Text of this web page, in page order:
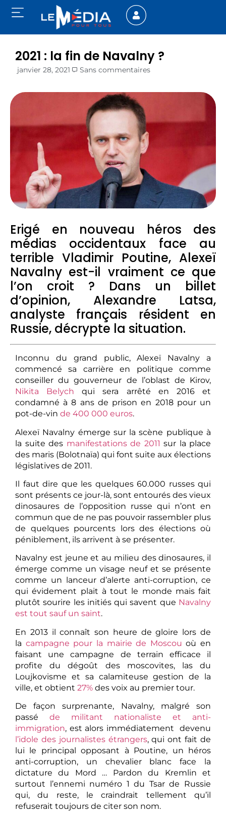
2021 : la fin de Navalny ?
janvier 28, 2021 Sans commentaires
Erigé en nouveau héros des
médias occidentaux face au
terrible Vladimir Poutine, Alexeï
Navalny est-il vraiment ce que
l’on croit ? Dans un billet
d’opinion, Alexandre Latsa,
analyste français résident en
Russie, décrypte la situation.
Inconnu du grand public, Alexeï Navalny a
commencé sa carrière en politique comme
conseiller du gouverneur de l’oblast de Kirov,
Nikita Belych qui sera arrêté en 2016 et
condamné à 8 ans de prison en 2018 pour un
pot-de-vin de 400 000 euros.
Alexeï Navalny émerge sur la scène publique à
la suite des manifestations de 2011 sur la place
des maris (Bolotnaïa) qui font suite aux élections
législatives de 2011.
Il faut dire que les quelques 60.000 russes qui
sont présents ce jour-là, sont entourés des vieux
dinosaures de l’opposition russe qui n’ont en
commun que de ne pas pouvoir rassembler plus
de quelques pourcents lors des élections où
péniblement, ils arrivent à se présenter.
Navalny est jeune et au milieu des dinosaures, il
émerge comme un visage neuf et se présente
comme un lanceur d’alerte anti-corruption, ce
qui évidement plait à tout le monde mais fait
plutôt sourire les initiés qui savent que Navalny
est tout sauf un saint.
En 2013 il connaît son heure de gloire lors de
la campagne pour la mairie de Moscou où en
faisant une campagne de terrain efficace il
profite du dégoût des moscovites, las du
Loujkovisme et sa calamiteuse gestion de la
ville, et obtient 27% des voix au premier tour.
De façon surprenante, Navalny, malgré son
passé de militant nationaliste et anti-
immigration, est alors immédiatement devenu
l’idole des journalistes étrangers, qui ont fait de
lui le principal opposant à Poutine, un héros
anti-corruption, un chevalier blanc face la
dictature du Mord … Pardon du Kremlin et
surtout l’ennemi numéro 1 du Tsar de Russie
qui, du reste, le craindrait tellement qu’il
refuserait toujours de citer son nom.